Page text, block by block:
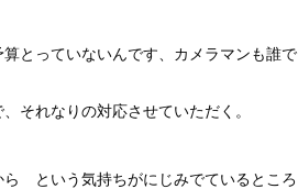
とっていないんです、カメラマンも誰で
それなりの対応させていただく。
ら という気持ちがにじみでているところ